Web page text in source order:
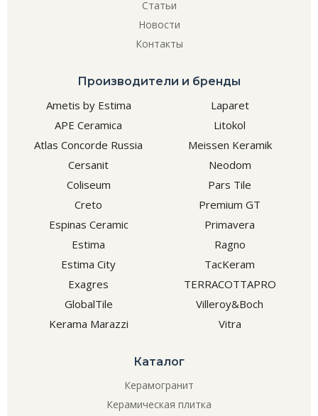
Статьи
Новости
Контакты
Производители и бренды
Ametis by Estima
APE Ceramica
Atlas Concorde Russia
Cersanit
Coliseum
Creto
Espinas Ceramic
Estima
Estima City
Exagres
GlobalTile
Kerama Marazzi
Laparet
Litokol
Meissen Keramik
Neodom
Pars Tile
Premium GT
Primavera
Ragno
TacKeram
TERRACOTTAPRO
Villeroy&Boch
Vitra
Каталог
Керамогранит
Керамическая плитка